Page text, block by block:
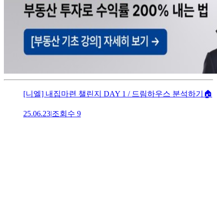
[니엘] 내집마련 챌린지 DAY 1 / 드림하우스 분석하기🏠
25.06.23|조회수 9